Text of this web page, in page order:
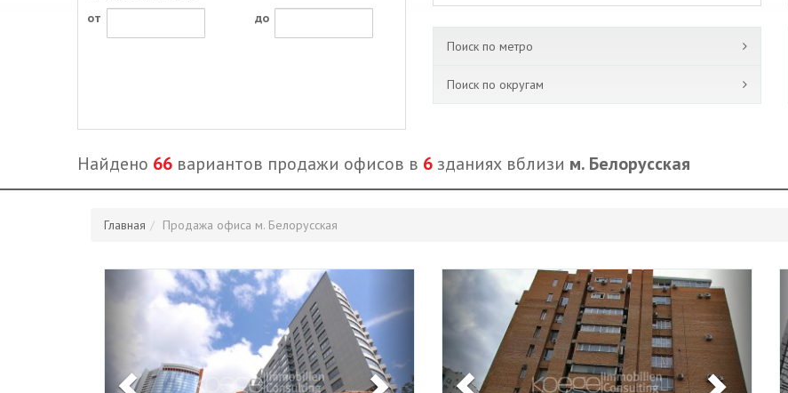
от до
Поиск по метро
Поиск по округам
Найдено 66 вариантов продажи офисов в 6 зданиях вблизи м. Белорусская
Главная Продажа офиса м. Белорусская
Previous Previous